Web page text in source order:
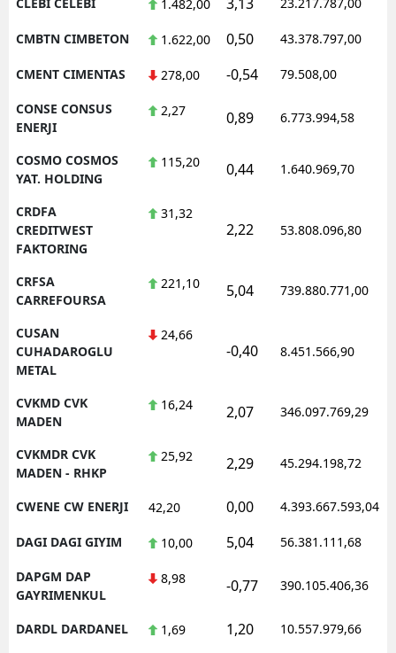
1.482,00
CMBTN CIMBETON 1.622,00 0,50 43.378.797,00
CMENT CIMENTAS 278,00 -0,54 79.508,00
CONSE CONSUS
ENERJI
2,27 0,89 6.773.994,58
COSMO COSMOS
YAT. HOLDING
115,20 0,44 1.640.969,70
CRDFA
CREDITWEST
FAKTORING
31,32
2,22 53.808.096,80
CRFSA
CARREFOURSA
221,10 5,04 739.880.771,00
CUSAN
CUHADAROGLU
METAL
24,66
-0,40 8.451.566,90
CVKMD CVK
MADEN
16,24 2,07 346.097.769,29
CVKMDR CVK
MADEN - RHKP
25,92 2,29 45.294.198,72
CWENE CW ENERJI 42,20 0,00 4.393.667.593,04
DAGI DAGI GIYIM 10,00 5,04 56.381.111,68
DAPGM DAP
GAYRIMENKUL
8,98 -0,77 390.105.406,36
DARDL DARDANEL 1,69 1,20 10.557.979,66